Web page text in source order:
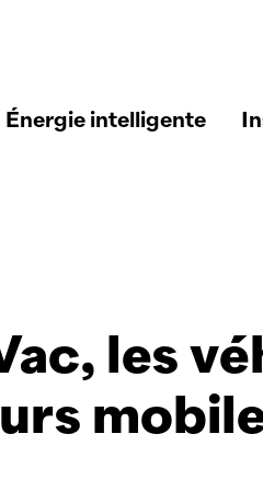
Énergie intelligente
, les